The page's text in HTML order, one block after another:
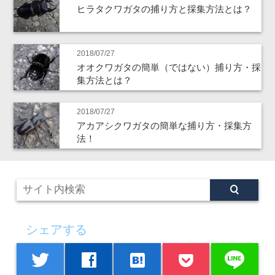
ヒラタクワガタの捕り方と採集方法とは？
2018/07/27
オオクワガタの簡単（ではない）捕り方・採
集方法とは？
2018/07/27
アカアシクワガタの簡単な捕り方・採集方
法！
シェアする
twitter facebook hatenabookmark line